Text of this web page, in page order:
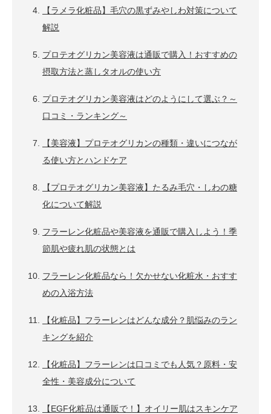
【ラメラ化粧品】毛穴の黒ずみやしわ対策について
解説
プロテオグリカン美容液は通販で購入！おすすめの
摂取方法と蒸しタオルの使い方
プロテオグリカン美容液はどのようにして選ぶ？～
口コミ・ランキング～
【美容液】プロテオグリカンの種類・違いにつなが
る使い方とハンドケア
【プロテオグリカン美容液】たるみ毛穴・しわの糖
化について解説
フラーレン化粧品や美容液を通販で購入しよう！季
節肌や疲れ肌の状態とは
フラーレン化粧品なら！欠かせない化粧水・おすす
めの入浴方法
【化粧品】フラーレンはどんな成分？肌悩みのラン
キングを紹介
【化粧品】フラーレンは口コミでも人気？原料・安
全性・美容成分について
【EGF化粧品は通販で！】オイリー肌はスキンケア